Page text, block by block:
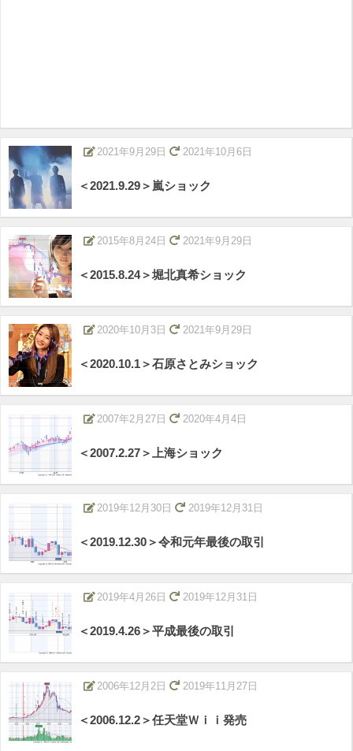
2021年9月29日 2021年10月6日
＜2021.9.29＞嵐ショック
2015年8月24日 2021年9月29日
＜2015.8.24＞堀北真希ショック
2020年10月3日 2021年9月29日
＜2020.10.1＞石原さとみショック
2007年2月27日 2020年4月4日
＜2007.2.27＞上海ショック
2019年12月30日 2019年12月31日
＜2019.12.30＞令和元年最後の取引
2019年4月26日 2019年12月31日
＜2019.4.26＞平成最後の取引
2006年12月2日 2019年11月27日
＜2006.12.2＞任天堂Ｗｉｉ発売